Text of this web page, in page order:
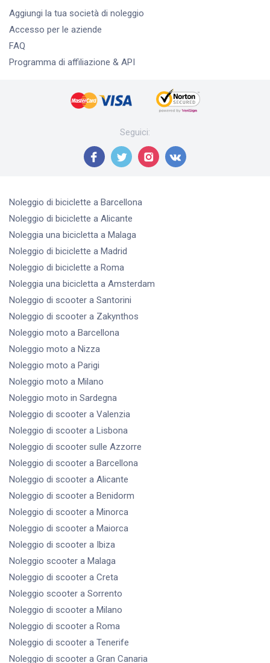
Aggiungi la tua società di noleggio
Accesso per le aziende
FAQ
Programma di affiliazione & API
Seguici:
Noleggio di biciclette a Barcellona
Noleggio di biciclette a Alicante
Noleggia una bicicletta a Malaga
Noleggio di biciclette a Madrid
Noleggio di biciclette a Roma
Noleggia una bicicletta a Amsterdam
Noleggio di scooter a Santorini
Noleggio di scooter a Zakynthos
Noleggio moto a Barcellona
Noleggio moto a Nizza
Noleggio moto a Parigi
Noleggio moto a Milano
Noleggio moto in Sardegna
Noleggio di scooter a Valenzia
Noleggio di scooter a Lisbona
Noleggio di scooter sulle Azzorre
Noleggio di scooter a Barcellona
Noleggio di scooter a Alicante
Noleggio di scooter a Benidorm
Noleggio di scooter a Minorca
Noleggio di scooter a Maiorca
Noleggio di scooter a Ibiza
Noleggio scooter a Malaga
Noleggio di scooter a Creta
Noleggio scooter a Sorrento
Noleggio di scooter a Milano
Noleggio di scooter a Roma
Noleggio di scooter a Tenerife
Noleggio di scooter a Gran Canaria